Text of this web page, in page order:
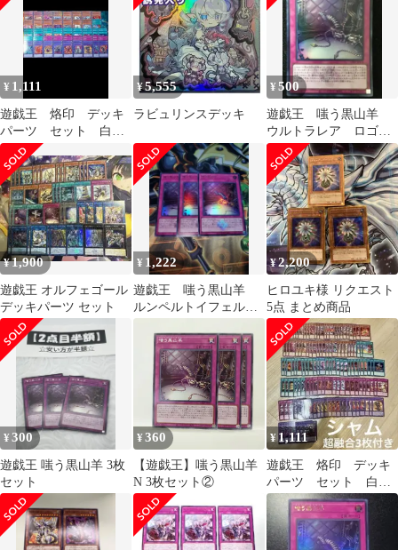
¥ 1,111
遊戯王 烙印 デッキ
パーツ セット 白の
物語 各3枚
¥5,555
ラビュリンスデッキ
¥500
遊戯王 嗤う黒山羊
ウルトラレア ロゴ入
り ルンペルトイフェ
ル
¥1,900
遊戯王 オルフェゴール
デッキパーツ セット
¥ 1,222
遊戯王 嗤う黒山羊
ルンペルトイフェル
白の物語 ウルトラレ
¥2,200
ヒロユキ様 リクエスト
5点 まとめ商品
¥300
遊戯王 嗤う黒山羊 3枚
セット
¥360
【遊戯王】嗤う黒山羊
N 3枚セット②
¥ 1,111
遊戯王 烙印 デッキ
パーツ セット 白の
物語 超融合他 各3枚